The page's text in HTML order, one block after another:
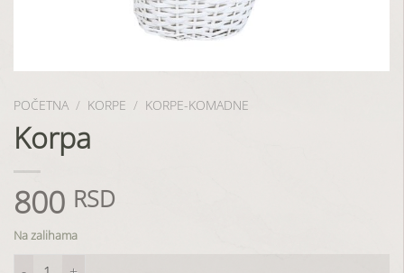
POČETNA / KORPE / KORPE-KOMADNE
Korpa
800 RSD
Na zalihama
Korpa količina